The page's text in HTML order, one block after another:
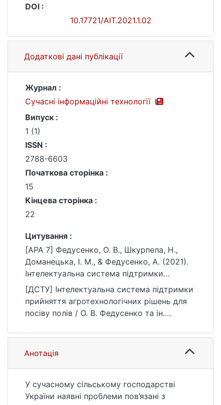
DOI :
10.17721/AIT.2021.1.02
Додаткові дані публікації
Журнал :
Сучасні інформаційні технології
Випуск :
1 (1)
ISSN :
2788-6603
Початкова сторінка :
15
Кінцева сторінка :
22
Цитування :
[APA 7] Федусенко, О. В., Шкурпела, Н.,
Доманецька, І. М., & Федусенко, А. (2021).
Інтелектуальна система підтримки
прийняття агротехнологічних рішень для
посіву полів. Сучасні інформаційні
технології, (1 (1)), 15–22.
https://doi.org/10.17721/AIT.2021.1.02
[ДСТУ] Інтелектуальна система підтримки
прийняття агротехнологічних рішень для
посіву полів / О. В. Федусенко та ін.
(1). С. 15—22. DOI: 10.17721/AIT.2021.1.02
(дата звернення: 25.07.2026).
Анотація
У сучасному сільському господарстві
України наявні проблеми пов’язані з